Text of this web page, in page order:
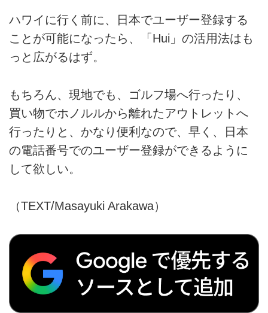
ハワイに行く前に、日本でユーザー登録する
ことが可能になったら、「Hui」の活用法はも
っと広がるはず。
もちろん、現地でも、ゴルフ場へ行ったり、
買い物でホノルルから離れたアウトレットへ
行ったりと、かなり便利なので、早く、日本
の電話番号でのユーザー登録ができるように
して欲しい。
（TEXT/Masayuki Arakawa）